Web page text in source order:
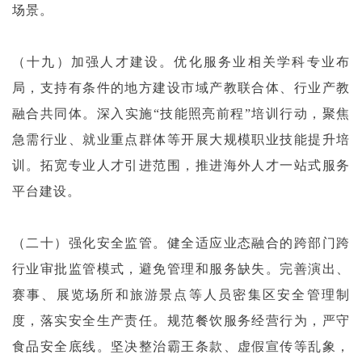
场景。
（十九）加强人才建设。优化服务业相关学科专业布
局，支持有条件的地方建设市域产教联合体、行业产教
融合共同体。深入实施“技能照亮前程”培训行动，聚焦
急需行业、就业重点群体等开展大规模职业技能提升培
训。拓宽专业人才引进范围，推进海外人才一站式服务
平台建设。
（二十）强化安全监管。健全适应业态融合的跨部门跨
行业审批监管模式，避免管理和服务缺失。完善演出、
赛事、展览场所和旅游景点等人员密集区安全管理制
度，落实安全生产责任。规范餐饮服务经营行为，严守
食品安全底线。坚决整治霸王条款、虚假宣传等乱象，